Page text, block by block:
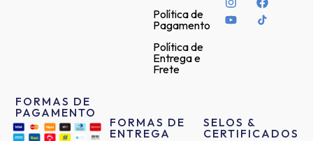
Política de
Pagamento
Política de
Entrega e
Frete
FORMAS DE
PAGAMENTO
FORMAS DE
ENTREGA
SELOS &
CERTIFICADOS